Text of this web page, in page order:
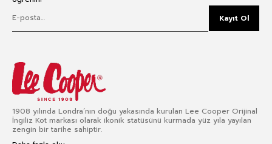
Kayıt Ol
1908 yılında Londra’nın doğu yakasında kurulan Lee Cooper Orijinal
İngiliz Kot markası olarak ikonik statüsünü kurmada yüz yıla yayılan
zengin bir tarihe sahiptir.